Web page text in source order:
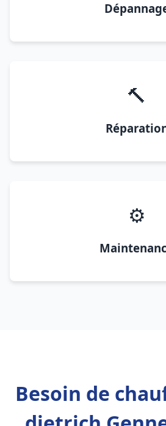
🔨
⚙️
Besoin de